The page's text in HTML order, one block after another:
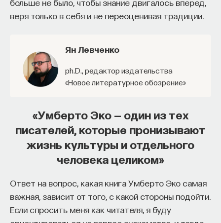
больше не было, чтобы знание двигалось вперед,
веря только в себя и не переоценивая традиции.
Ян Левченко
Ph.D., редактор издательства
«Новое литературное обозрение»
«Умберто Эко — один из тех
писателей, которые пронизывают
жизнь культуры и отдельного
человека целиком»
Ответ на вопрос, какая книга Умберто Эко самая
важная, зависит от того, с какой стороны подойти.
Если спросить меня как читателя, я буду